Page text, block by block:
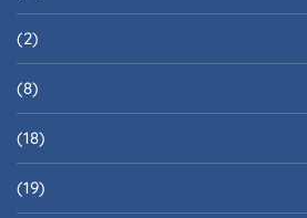
(2)
(8)
(18)
(19)